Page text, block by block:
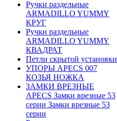
Ручки раздельные
ARMADILLO YUMMY
КРУГ
Ручки раздельные
ARMADILLO YUMMY
КВАДРАТ
Петли скрытой установки
УПОРЫ APECS 007
КОЗЬЯ НОЖКА
ЗАМКИ ВРЕЗНЫЕ
APECS Замки врезные 53
серии Замки врезные 53
серии